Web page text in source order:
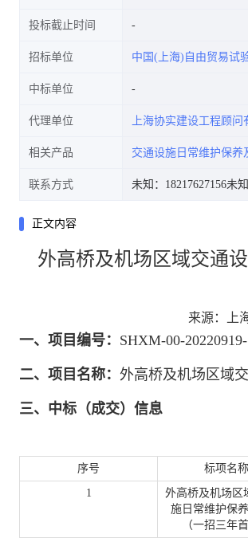
投标截止时间
招标单位 中国(上海)自由贸易试
中标单位
代理单位 上海协实建设工程顾问
相关产品 交通设施日常维护保养
联系方式 未知：18217627156未
正文内容
外高桥及机场区域交通
来源：上
一、项目编号： SHXM-00-
二、项目名称： 外高桥及机场区域
三、中标（成交）信息
序号 标项名称
1
外高桥及机场区
施日常维护保
（一招三年首